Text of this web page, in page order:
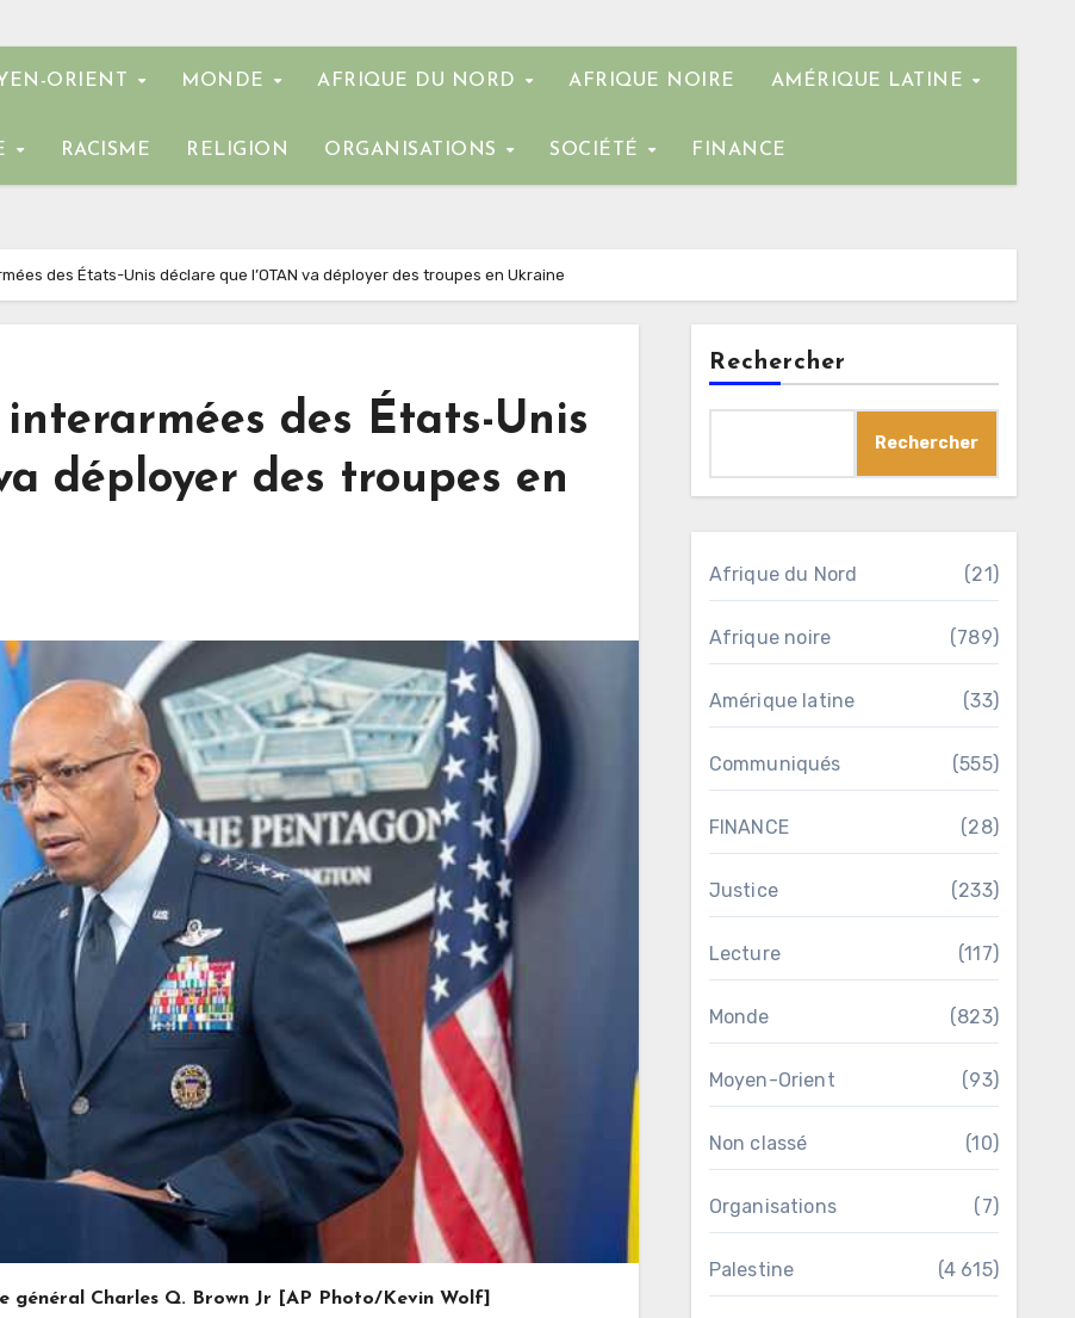
ORIENT MONDE AFRIQUE DU NORD AFRIQUE NOIRE AMÉRIQUE LATINE
RACISME RELIGION ORGANISATIONS SOCIÉTÉ FINANCE
des États-Unis déclare que l’OTAN va déployer des troupes en Ukraine
des États-Unis
déployer des troupes en
général Charles Q. Brown Jr [AP Photo/Kevin Wolf]
Rechercher
Rechercher
Afrique du Nord (21)
Afrique noire (789)
Amérique latine (33)
Communiqués (555)
FINANCE (28)
Justice (233)
Lecture (117)
Monde (823)
Moyen-Orient (93)
Non classé (10)
Organisations (7)
Palestine (4 615)